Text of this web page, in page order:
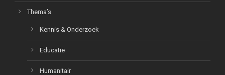
Thema’s
Kennis & Onderzoek
Educatie
Humanitair